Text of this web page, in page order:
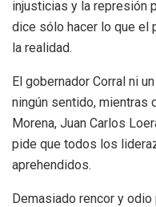
injusticias y la represión
dice sólo hacer lo que el
la realidad.
El gobernador Corral ni
ningún sentido, mientras
Morena, Juan Carlos
pide que todos los
aprehendidos.
Demasiado rencor y odio